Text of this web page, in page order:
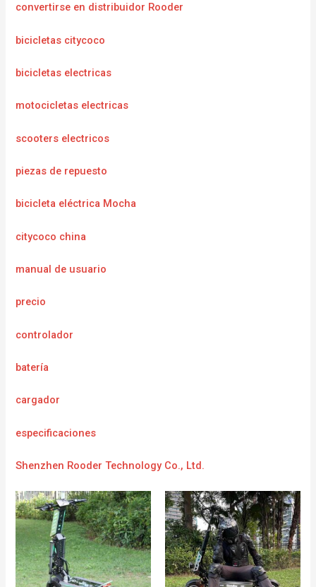
convertirse en distribuidor Rooder
bicicletas citycoco
bicicletas electricas
motocicletas electricas
scooters electricos
piezas de repuesto
bicicleta eléctrica Mocha
citycoco china
manual de usuario
precio
controlador
batería
cargador
especificaciones
Shenzhen Rooder Technology Co., Ltd.